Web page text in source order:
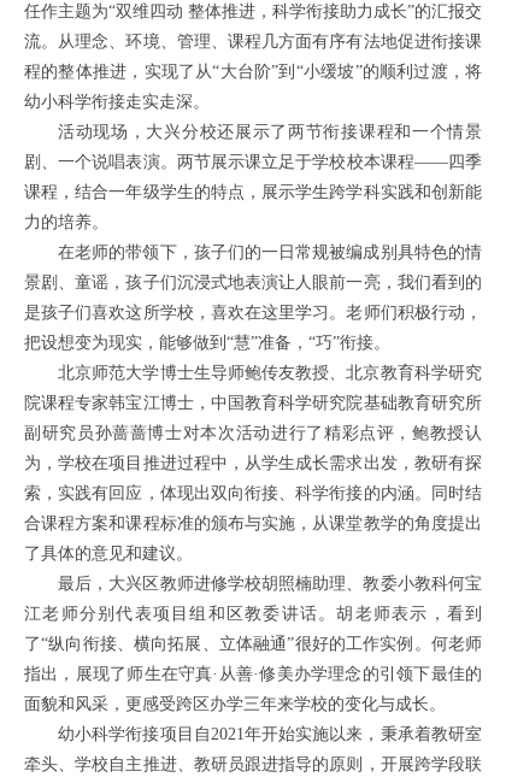
任作主题为“双维四动 整体推进，科学衔接助力成长”的汇报交
流。从理念、环境、管理、课程几方面有序有法地促进衔接课
程的整体推进，实现了从“大台阶”到“小缓坡”的顺利过渡，将
幼小科学衔接走实走深。
活动现场，大兴分校还展示了两节衔接课程和一个情景
剧、一个说唱表演。两节展示课立足于学校校本课程——四季
课程，结合一年级学生的特点，展示学生跨学科实践和创新能
力的培养。
在老师的带领下，孩子们的一日常规被编成别具特色的情
景剧、童谣，孩子们沉浸式地表演让人眼前一亮，我们看到的
是孩子们喜欢这所学校，喜欢在这里学习。老师们积极行动，
把设想变为现实，能够做到“慧”准备，“巧”衔接。
北京师范大学博士生导师鲍传友教授、北京教育科学研究
院课程专家韩宝江博士，中国教育科学研究院基础教育研究所
副研究员孙蔷蔷博士对本次活动进行了精彩点评，鲍教授认
为，学校在项目推进过程中，从学生成长需求出发，教研有探
索，实践有回应，体现出双向衔接、科学衔接的内涵。同时结
合课程方案和课程标准的颁布与实施，从课堂教学的角度提出
了具体的意见和建议。
最后，大兴区教师进修学校胡照楠助理、教委小教科何宝
江老师分别代表项目组和区教委讲话。胡老师表示，看到
了“纵向衔接、横向拓展、立体融通”很好的工作实例。何老师
指出，展现了师生在守真·从善·修美办学理念的引领下最佳的
面貌和风采，更感受跨区办学三年来学校的变化与成长。
幼小科学衔接项目自2021年开始实施以来，秉承着教研室
牵头、学校自主推进、教研员跟进指导的原则，开展跨学段联